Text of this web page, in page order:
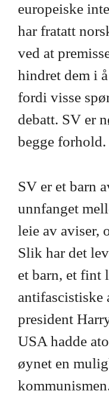
europeiske
har fratatt
ved at
hindret dem i
fordi visse
debatt. SV er
begge forhold.
SV er et barn
unnfanget
leie av aviser,
Slik har det
et barn, et fint
antifascistiske
president
USA hadde
øynet en